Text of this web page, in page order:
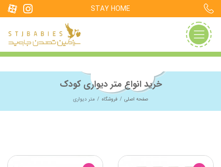
STAY HOME
خرید انواع متر دیواری کودک
صفحه اصلی فروشگاه متر دیواری